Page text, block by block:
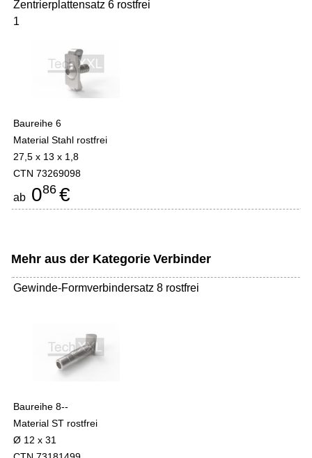
Zentrierplattensatz 6 rostfrei
1
Baureihe 6
Material Stahl rostfrei
27,5 x 13 x 1,8
CTN 73269098
ab 086 €
Mehr aus der Kategorie Verbinder
Gewinde-Formverbindersatz 8 rostfrei
Baureihe 8--
Material ST rostfrei
Ø 12 x 31